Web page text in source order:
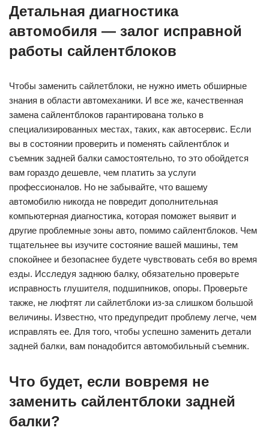
Детальная диагностика
автомобиля — залог исправной
работы сайлентблоков
Чтобы заменить сайлетблоки, не нужно иметь обширные
знания в области автомеханики. И все же, качественная
замена сайлентблоков гарантирована только в
специализированных местах, таких, как автосервис. Если
вы в состоянии проверить и поменять сайлентблок и
съемник задней балки самостоятельно, то это обойдется
вам гораздо дешевле, чем платить за услуги
профессионалов. Но не забывайте, что вашему
автомобилю никогда не повредит дополнительная
компьютерная диагностика, которая поможет выявит и
другие проблемные зоны авто, помимо сайлентблоков. Чем
тщательнее вы изучите состояние вашей машины, тем
спокойнее и безопаснее будете чувствовать себя во время
езды. Исследуя заднюю балку, обязательно проверьте
исправность глушителя, подшипников, опоры. Проверьте
также, не люфтят ли сайлетблоки из-за слишком большой
величины. Известно, что предупредит проблему легче, чем
исправлять ее. Для того, чтобы успешно заменить детали
задней балки, вам понадобится автомобильный съемник.
Что будет, если вовремя не
заменить сайлентблоки задней
балки?